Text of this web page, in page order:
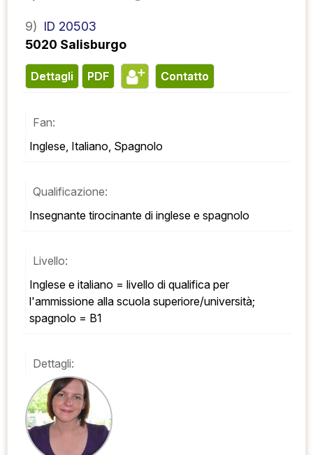
9) ID 20503
5020 Salisburgo
Dettagli PDF contatto
Fan:
Inglese, Italiano, Spagnolo
Qualificazione:
Insegnante tirocinante di inglese e spagnolo
Livello:
Inglese e italiano = livello di qualifica per
l'ammissione alla scuola superiore/università;
spagnolo = B1
Dettagli: